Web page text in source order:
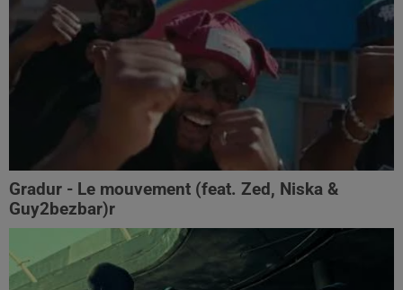
Gradur - Le mouvement (feat. Zed, Niska &
Guy2bezbar)r